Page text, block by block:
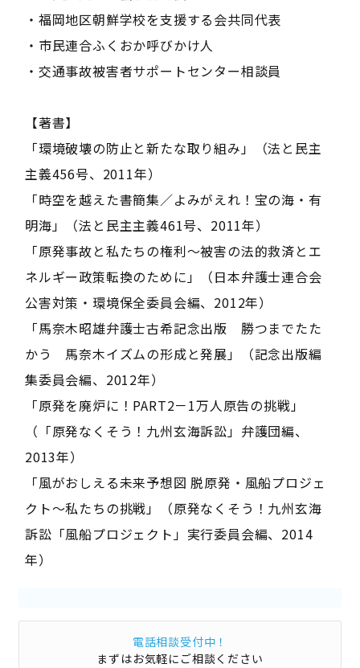
・福岡地区朝鮮学校を支援する会共同代表
・市民連合ふくおか呼びかけ人
・交通事故被害者サポートセンター相談員
【著書】
「環境破壊の防止と新たな取り組み」（法と民主
主義456号、2011年）
「時空を越えた書簡集／よみがえれ！宝の海・有
明海」（法と民主主義461号、2011年）
「原発事故と私たちの権利～被害の法的救済とエ
ネルギー政策転換のために」（日本弁護士連合会
公害対策・環境保全委員会編、2012年）
「馬奈木昭雄弁護士古希記念出版 勝つまでたた
かう 馬奈木イズムの形成と発展」（記念出版編
集委員会編、2012年）
「原発を廃炉に！PART2－1万人原告の挑戦」
（「原発なくそう！九州玄海訴訟」弁護団編、
2013年）
「風がおしえる未来予想図 脱原発・風船プロジェ
クト〜私たちの挑戦」（原発なくそう！九州玄海
訴訟「風船プロジェクト」実行委員会編、2014
年）
電話相談受付中！
まずはお気軽にご相談ください